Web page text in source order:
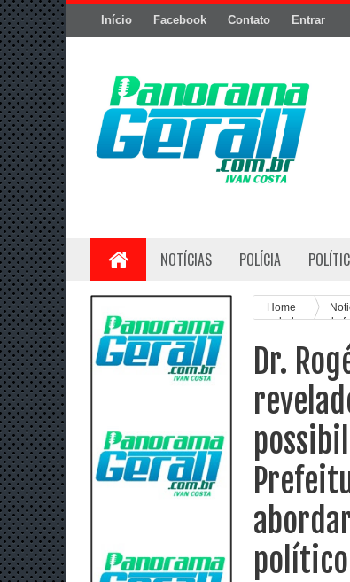
Início Facebook Contato Entrar
NOTÍCIAS POLÍCIA
Home
reveladora, onde
Dr.